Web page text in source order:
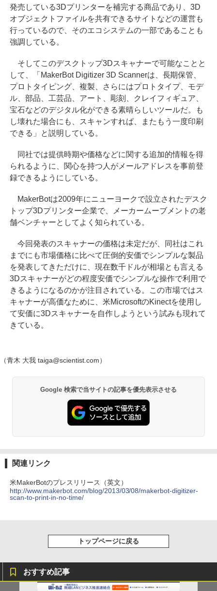
発売している3Dプリンターを補完する商品であり、3D
オブジェクトファイルを共有できるサイトなどの運営も
行っているので、そのエコシステムの一部であることも
強調している。
そしてこのデスクトップ3Dスキャナーで可能なことと
して、「MakerBot Digitizer 3D Scannerは、長期保管、
プロトタイピング、複製、さらにはプロトタイプ、モデ
ル、部品、工芸品、アート、彫刻、クレイフィギュア、
宝石などのデジタル化ができる素晴らしいツールだ。も
し壊れた場合にも、スキャンすれば、またもう一度印刷
できる」と説明している。
同社では提供時期や価格などに関する追加的情報を得
られるように、関心を持つ人がメールアドレスを事前登
録できるようにしている。
MakerBotは2009年にニューヨークで設立されたデスク
トップ3Dプリンター企業で、メーカームーブメントの老
舗ベンチャーとしてよく知られている。
今回発表のスキャナーの価格は未定だが、同社はこれ
までにも市場価格に比べて圧倒的安価でシンプルな製品
を発表してきただけに、現在数千ドルが相場とも言える
3Dスキャナーがどの程度安価でシンプルな操作で利用で
きるようになるのかが注目されている。この市場ではス
キャナーが高価なために、米MicrosoftのKinectを使用し
て安価に3Dスキャナーを自作しようという試みも現れて
きている。
（青木 大我 taiga@scientist.com）
Google 検索で当サイトの記事を優先表示させる
関連リンク
米MakerBotのプレスリリース（英文）
http://www.makerbot.com/blog/2013/03/08/makerbot-digitizer-
scan-to-print-in-no-time/
トップページに戻る
おすすめ記事